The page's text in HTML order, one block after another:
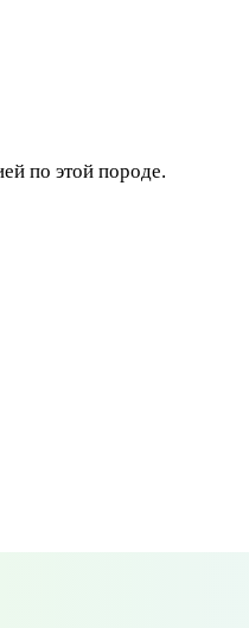
по этой породе.